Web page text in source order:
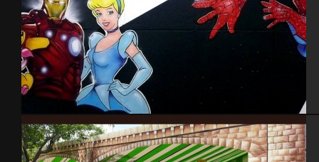
Decoration shop Titattoo